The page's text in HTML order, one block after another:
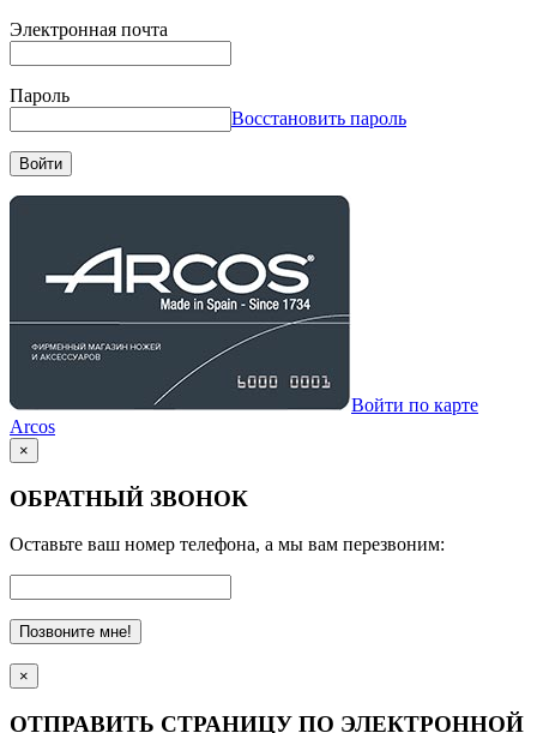
Электронная почта
Пароль
Восстановить пароль
Войти
Войти по карте
Arcos
×
ОБРАТНЫЙ ЗВОНОК
Оставьте ваш номер телефона, а мы вам перезвоним:
Позвоните мне!
×
ОТПРАВИТЬ СТРАНИЦУ ПО ЭЛЕКТРОННОЙ